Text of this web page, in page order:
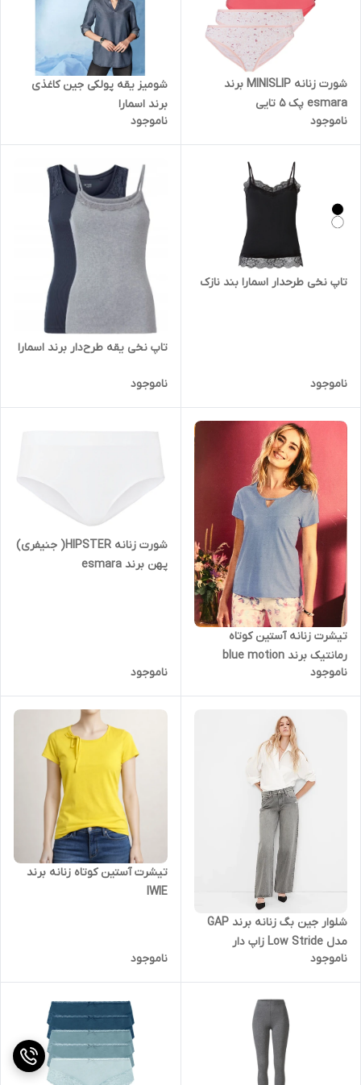
شورت زنانه MINISLIP برند
esmara پک 5 تایی
ناموجود
شومیز یقه پولکی جین کاغذی
برند اسمارا
ناموجود
تاپ نخی طرحدار اسمارا بند نازک
ناموجود
تاپ نخی یقه طرح‌دار برند اسمارا
ناموجود
تیشرت زنانه آستین کوتاه
رمانتیک برند blue motion
ناموجود
شورت زنانه HIPSTER( جنیفری)
پهن برند esmara
ناموجود
شلوار جین بگ زنانه برند GAP
مدل Low Stride زاپ دار
ناموجود
تیشرت آستین کوتاه زنانه برند
IWIE
ناموجود